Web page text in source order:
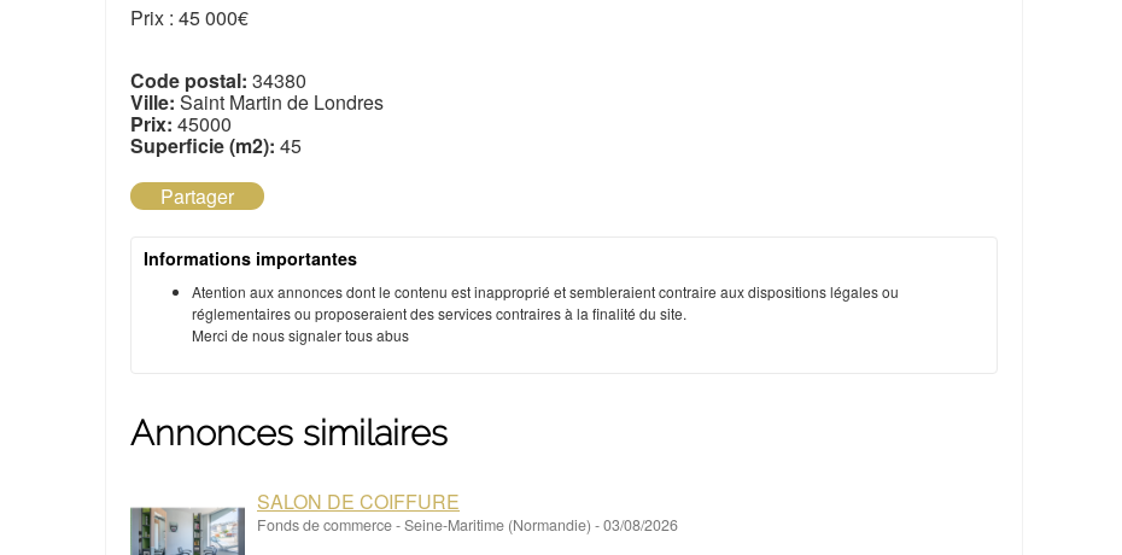
Prix : 45 000€
Code postal: 34380
Ville: Saint Martin de Londres
Prix: 45000
Superficie (m2): 45
Partager
Informations importantes
Atention aux annonces dont le contenu est inapproprié et sembleraient contraire aux dispositions légales ou
réglementaires ou proposeraient des services contraires à la finalité du site.
Merci de nous signaler tous abus
Annonces similaires
SALON DE COIFFURE
Fonds de commerce-Seine-Maritime (Normandie) -03/08/2026